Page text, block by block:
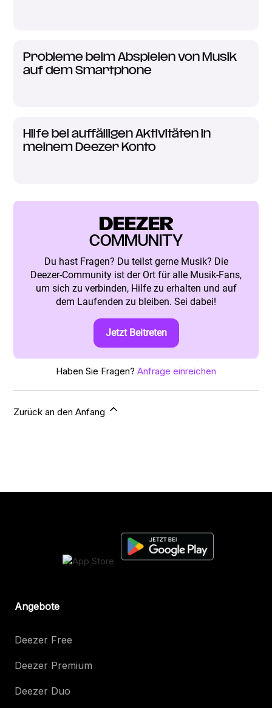
Probleme beim Abspielen von Musik
auf dem Smartphone
Hilfe bei auffälligen Aktivitäten in
meinem Deezer Konto
DEEZER
COMMUNITY
Du hast Fragen? Du teilst gerne Musik? Die
Deezer-Community ist der Ort für alle Musik-Fans,
um sich zu verbinden, Hilfe zu erhalten und auf
dem Laufenden zu bleiben. Sei dabei!
Jetzt Beitreten
Haben Sie Fragen? Anfrage einreichen
Zurück an den Anfang
Angebote
Deezer Free
Deezer Premium
Deezer Duo